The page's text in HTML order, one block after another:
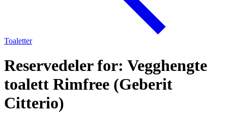
Toaletter
Reservedeler for: Vegghengte
toalett Rimfree (Geberit
Citterio)